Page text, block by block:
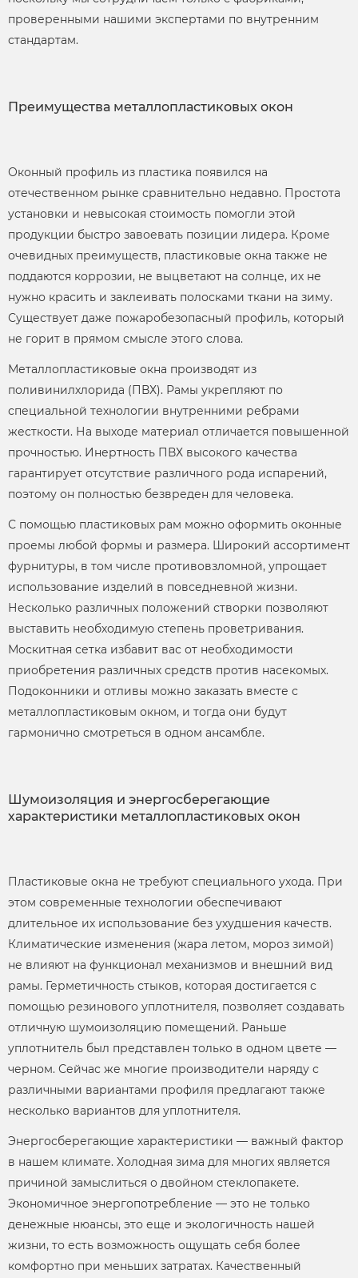
проверенными нашими экспертами по внутренним
стандартам.
Преимущества металлопластиковых окон
Оконный профиль из пластика появился на
отечественном рынке сравнительно недавно. Простота
установки и невысокая стоимость помогли этой
продукции быстро завоевать позиции лидера. Кроме
очевидных преимуществ, пластиковые окна также не
поддаются коррозии, не выцветают на солнце, их не
нужно красить и заклеивать полосками ткани на зиму.
Существует даже пожаробезопасный профиль, который
не горит в прямом смысле этого слова.
Металлопластиковые окна производят из
поливинилхлорида (ПВХ). Рамы укрепляют по
специальной технологии внутренними ребрами
жесткости. На выходе материал отличается повышенной
прочностью. Инертность ПВХ высокого качества
гарантирует отсутствие различного рода испарений,
поэтому он полностью безвреден для человека.
С помощью пластиковых рам можно оформить оконные
проемы любой формы и размера. Широкий ассортимент
фурнитуры, в том числе противовзломной, упрощает
использование изделий в повседневной жизни.
Несколько различных положений створки позволяют
выставить необходимую степень проветривания.
Москитная сетка избавит вас от необходимости
приобретения различных средств против насекомых.
Подоконники и отливы можно заказать вместе с
металлопластиковым окном, и тогда они будут
гармонично смотреться в одном ансамбле.
Шумоизоляция и энергосберегающие
характеристики металлопластиковых окон
Пластиковые окна не требуют специального ухода. При
этом современные технологии обеспечивают
длительное их использование без ухудшения качеств.
Климатические изменения (жара летом, мороз зимой)
не влияют на функционал механизмов и внешний вид
рамы. Герметичность стыков, которая достигается с
помощью резинового уплотнителя, позволяет создавать
отличную шумоизоляцию помещений. Раньше
уплотнитель был представлен только в одном цвете —
черном. Сейчас же многие производители наряду с
различными вариантами профиля предлагают также
несколько вариантов для уплотнителя.
Энергосберегающие характеристики — важный фактор
в нашем климате. Холодная зима для многих является
причиной замыслиться о двойном стеклопакете.
Экономичное энергопотребление — это не только
денежные нюансы, это еще и экологичность нашей
жизни, то есть возможность ощущать себя более
комфортно при меньших затратах. Качественный